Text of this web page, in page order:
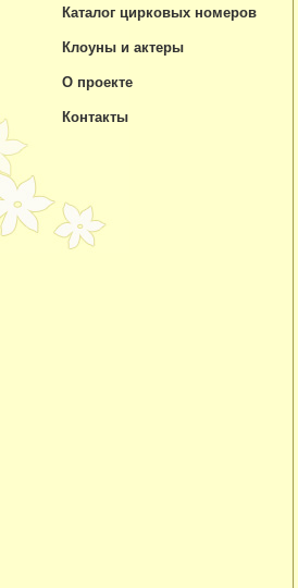
Каталог цирковых номеров
Клоуны и актеры
О проекте
Контакты